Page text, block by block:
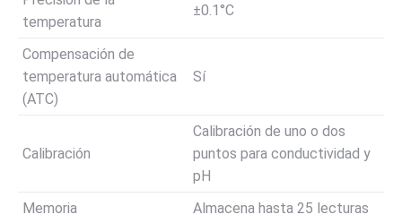
temperatura
±0.1°C
Compensación de
temperatura automática
(ATC)
Sí
Calibración
Calibración de uno o dos
puntos para conductividad y
pH
Memoria
Almacena hasta 25 lecturas